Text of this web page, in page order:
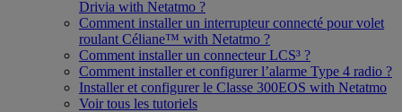
Drivia with Netatmo ?
Comment installer un interrupteur connecté pour volet
roulant Céliane™ with Netatmo ?
Comment installer un connecteur LCS³ ?
Comment installer et configurer l’alarme Type 4 radio ?
Installer et configurer le Classe 300EOS with Netatmo
Voir tous les tutoriels